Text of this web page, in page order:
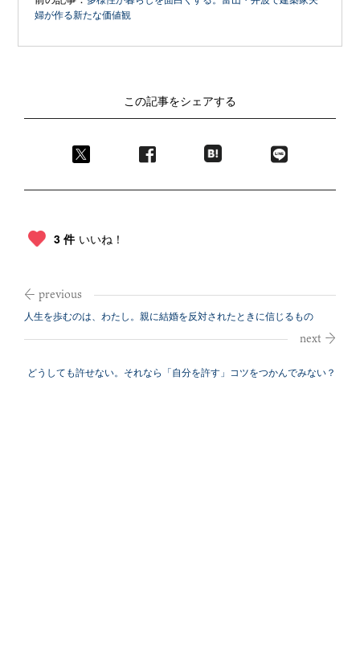
婦が作る新たな価値観
この記事をシェアする
3 件 いいね！
人生を歩むのは、わたし。親に結婚を反対されたときに信じるもの
どうしても許せない。それなら「自分を許す」コツをつかんでみない？